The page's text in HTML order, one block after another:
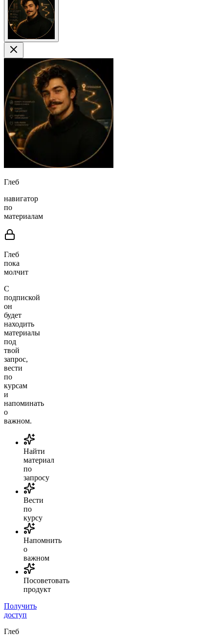
Глеб
навигатор
по
материалам
Глеб
пока
молчит
С
подпиской
он
будет
находить
материалы
под
твой
запрос,
вести
по
курсам
и
напоминать
о
важном.
Найти
материал
по
запросу
Вести
по
курсу
Напомнить
о
важном
Посоветовать
продукт
Получить
доступ
Глеб